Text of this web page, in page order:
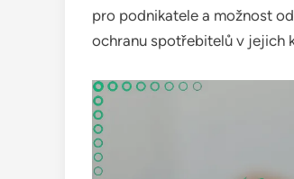
pro podnikatele a možnost
ochranu spotřebitelů v jejich